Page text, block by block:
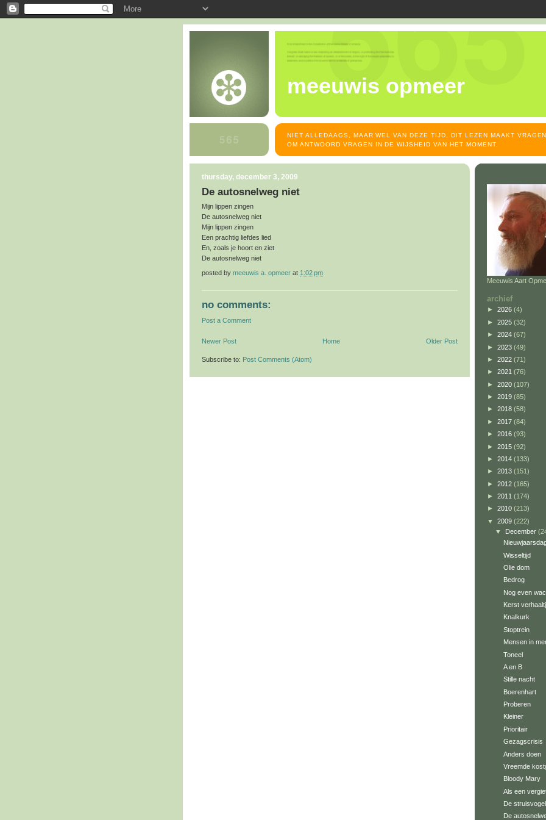
meeuwis opmeer
NIET ALLEDAAGS, MAAR WEL VAN DEZE TIJD, DIT LEZEN MAAKT
OM ANTWOORD VRAGEN IN DE WIJSHEID VAN HET MOMENT.
thursday, december 3, 2009
De autosnelweg niet
Mijn lippen zingen
De autosnelweg niet
Mijn lippen zingen
Een prachtig liefdes lied
En, zoals je hoort en ziet
De autosnelweg niet
posted by meeuwis a. opmeer at 1:02 pm
no comments:
Post a Comment
Newer Post Older Post
Home
Subscribe to: Post Comments (Atom)
Meeuwis Aart
archief
► 2026 (4)
► 2025 (32)
► 2024 (67)
► 2023 (49)
► 2022 (71)
► 2021 (76)
► 2020 (107)
► 2019 (85)
► 2018 (58)
► 2017 (84)
► 2016 (93)
► 2015 (92)
► 2014 (133)
► 2013 (151)
► 2012 (165)
► 2011 (174)
► 2010 (213)
▼ 2009 (222)
▼
December
Wisseltijd
Olie dom
Bedrog
Nog even
Kerst
Knalkurk
Stoptrein
Mensen in
Toneel
A en B
Stille nacht
Boerenhart
Proberen
Kleiner
Prioritair
Gezagscrisis
Anders doen
Vreemde
Bloody Mary
Als een
De
De